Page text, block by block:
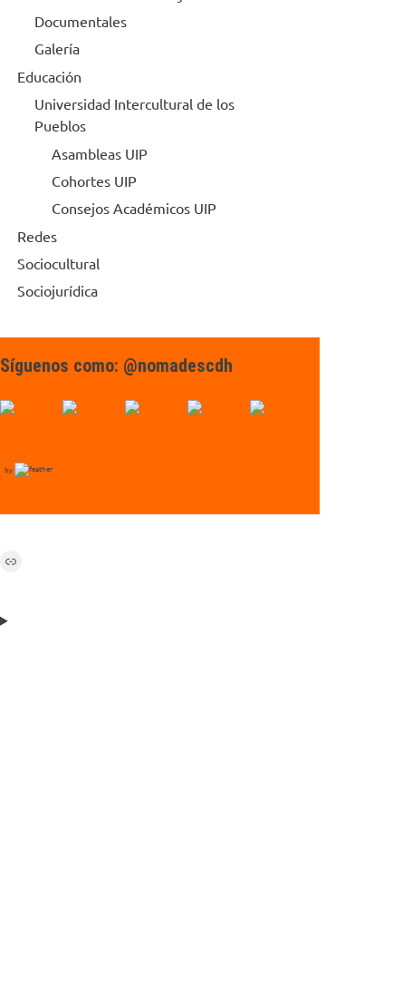
Documentales
Galería
Educación
Universidad Intercultural de los
Pueblos
Asambleas UIP
Cohortes UIP
Consejos Académicos UIP
Redes
Sociocultural
Sociojurídica
Síguenos como: @nomadescdh
by
Link